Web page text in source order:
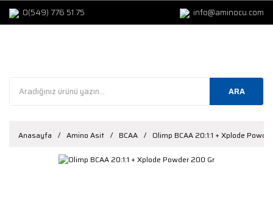
0(549) 776 51 75 info@aminocu.com
ARA
Anasayfa Amino Asit BCAA Olimp BCAA 20:1:1 + Xplode